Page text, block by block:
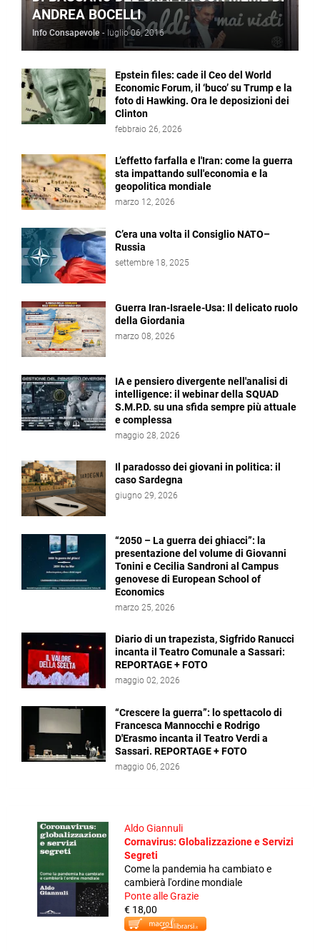
ANDREA BOCELLI
Info Consapevole - luglio 06, 2016
Epstein files: cade il Ceo del World
Economic Forum, il ‘buco’ su Trump e la
foto di Hawking. Ora le deposizioni dei
Clinton
febbraio 26, 2026
L’effetto farfalla e l'Iran: come la guerra
sta impattando sull'economia e la
geopolitica mondiale
marzo 12, 2026
C’era una volta il Consiglio NATO–
Russia
settembre 18, 2025
Guerra Iran-Israele-Usa: Il delicato ruolo
della Giordania
marzo 08, 2026
IA e pensiero divergente nell'analisi di
intelligence: il webinar della SQUAD
S.M.P.D. su una sfida sempre più attuale
e complessa
maggio 28, 2026
Il paradosso dei giovani in politica: il
caso Sardegna
giugno 29, 2026
“2050 – La guerra dei ghiacci”: la
presentazione del volume di Giovanni
Tonini e Cecilia Sandroni al Campus
genovese di European School of
Economics
marzo 25, 2026
Diario di un trapezista, Sigfrido Ranucci
incanta il Teatro Comunale a Sassari:
REPORTAGE + FOTO
maggio 02, 2026
“Crescere la guerra”: lo spettacolo di
Francesca Mannocchi e Rodrigo
D'Erasmo incanta il Teatro Verdi a
Sassari. REPORTAGE + FOTO
maggio 06, 2026
Aldo Giannuli
Cornavirus: Globalizzazione e Servizi
Segreti
Come la pandemia ha cambiato e
cambierà l'ordine mondiale
Ponte alle Grazie
€ 18,00